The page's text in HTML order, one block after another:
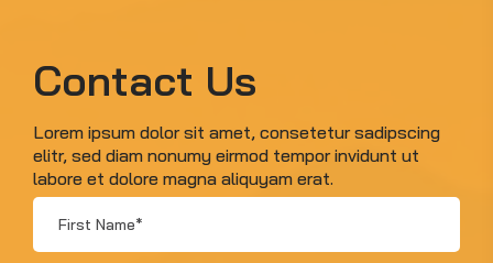
Contact Us
Lorem ipsum dolor sit amet, consetetur sadipscing
elitr, sed diam nonumy eirmod tempor invidunt ut
labore et dolore magna aliquyam erat.
First
Name
*